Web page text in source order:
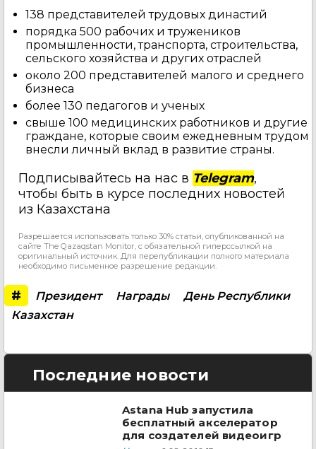
138 представителей трудовых династий
порядка 500 рабочих и тружеников
промышленности, транспорта, строительства,
сельского хозяйства и других отраслей
около 200 представителей малого и среднего
бизнеса
более 130 педагогов и ученых
свыше 100 медицинских работников и другие
граждане, которые своим ежедневным трудом
внесли личный вклад в развитие страны.
Подписывайтесь на нас в Telegram,
чтобы быть в курсе последних новостей
из Казахстана
Разрешается использовать только 30% статьи, опубликованной на
сайте The Qazaqstan Monitor, с обязательной гиперссылкой на
оригинальный источник. Для перепубликации полного материала
необходимо письменное разрешение редакции.
# Президент Награды
День Республики
Казахстан
Последние новости
Astana Hub запустила
бесплатный акселератор
для создателей видеоигр